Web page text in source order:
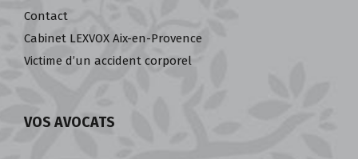
Contact
Cabinet LEXVOX Aix-en-Provence
Victime d’un accident corporel
VOS AVOCATS